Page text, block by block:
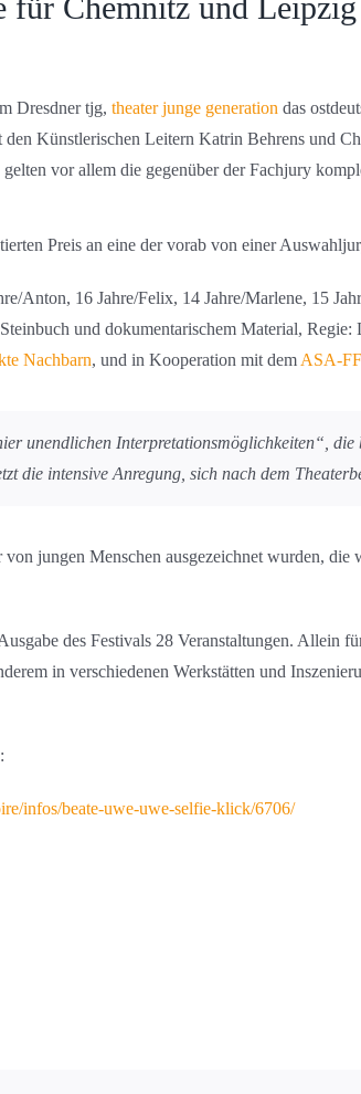
Dresdner tjg, theater junge generation das
den Künstlerischen Leitern Katrin Behrens und
vor allem die gegenüber der Fachjury
Preis an eine der vorab von einer
Anton, 16 Jahre/Felix, 14 Jahre/Marlene, 15
und dokumentarischem Material, Regie:
Nachbarn, und in Kooperation mit dem ASA-
unendlichen Interpretationsmöglichkeiten“,
die intensive Anregung, sich nach dem
jungen Menschen ausgezeichnet wurden,
des Festivals 28 Veranstaltungen. Allein
in verschiedenen Werkstätten und
infos/beate-uwe-uwe-selfie-klick/6706/